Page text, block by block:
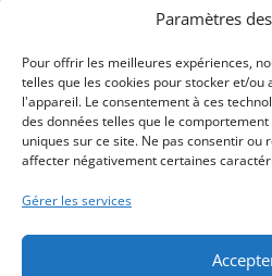
Paramètres
Pour offrir les meilleures expériences,
telles que les cookies pour stocker et/
l'appareil. Le consentement à ces
des données telles que le
uniques sur ce site. Ne pas consentir
affecter négativement certaines
Gérer les services
Hôtel de ville de
20212 Focicchia